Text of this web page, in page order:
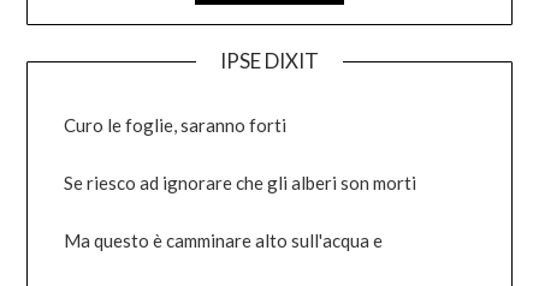
IPSE DIXIT
Curo le foglie, saranno forti
Se riesco ad ignorare che gli alberi son morti
Ma questo è camminare alto sull'acqua e